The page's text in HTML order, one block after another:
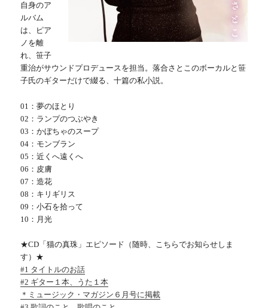
自身のア
ルバム
は、ピア
ノを離
れ、笹子
重治がサウンドプロデュースを担当。落合さとこのボーカルと笹
子氏のギターだけで綴る、十篇の私小説。
01：夢のほとり
02：ランプのつぶやき
03：かぼちゃのスープ
04：モンブラン
05：近くへ遠くへ
06：皮膚
07：造花
08：キリギリス
09：小石を拾って
10：月光
★CD「猫の真珠」エピソード（随時、こちらでお知らせしま
す）★
#1 タイトルのお話
#2 ギター１本、うた１本
＊ミュージック・マガジン６月号に掲載